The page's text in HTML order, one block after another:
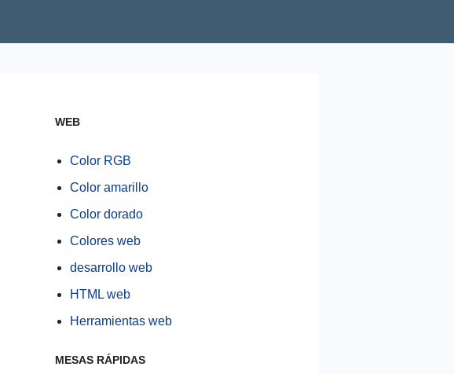
WEB
Color RGB
Color amarillo
Color dorado
Colores web
desarrollo web
HTML web
Herramientas web
MESAS RÁPIDAS